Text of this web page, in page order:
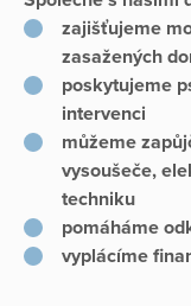
zajišťujeme
zasažených
poskytujeme
intervenci
můžeme
vysoušeče,
techniku
pomáháme
vyplácíme